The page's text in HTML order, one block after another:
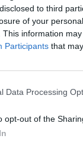
to third
of your
This information
Participants that
Data Processing
opt-out of the
az
központi
autónak, jól
az oldalsó
az eredeti modell